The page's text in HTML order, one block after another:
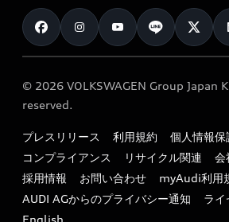
カタログ一覧
車検 / 定期点検
e-tronアフターサポート
myAudi
クオリティ
保証
メンテナンス
ファイナンス
キャンペーン / イベント
買取査定
お知らせ
オーナー様向けキャンペーン
特定整備適用車一覧
リサイクル法
よくある質問（FAQ）
© 2026 VOLKSWAGEN Group Japan
reserved.
プレスリリース 利用規約
個人情報保
コンプライアンス
リサイクル関連
会
採用情報
お問い合わせ
myAudi利用
AUDI AGからのプライバシー通知
ライ
English